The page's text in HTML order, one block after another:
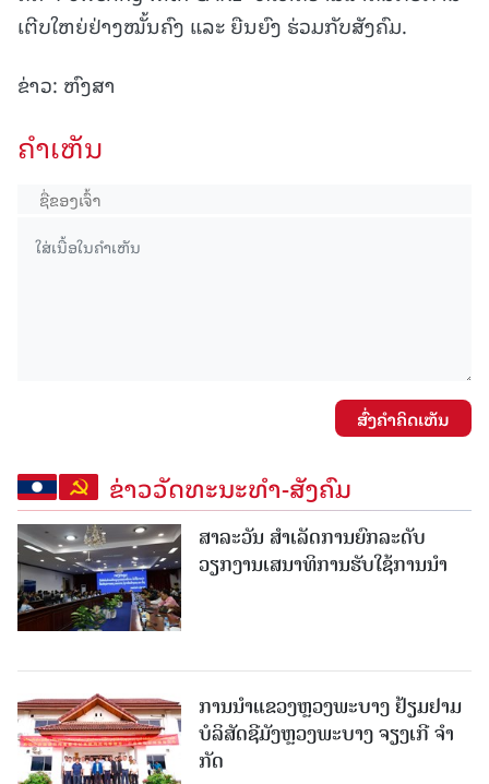
ເຕີບໃຫຍ່ຢ່າງໝັ້ນຄົງ ແລະ ຍືນຍົງ ຮ່ວມກັບສັງຄົມ.
ຂ່າວ: ຫົງສາ
ຄໍາເຫັນ
ສົ່ງຄໍາຄິດເຫັນ
ຂ່າວວັດທະນະທຳ-ສັງຄົມ
ສາລະວັນ ສໍາເລັດການຍົກລະດັບ
ວຽກງານເສນາທິການຮັບໃຊ້ການນໍາ
ການນຳແຂວງຫຼວງພະບາງ ຢ້ຽມ​ຢາມ
ບໍ​ລິ​ສັດຊີມັງຫຼວງພະບາງ ຈຽງເກີ ຈໍາ
ກັດ